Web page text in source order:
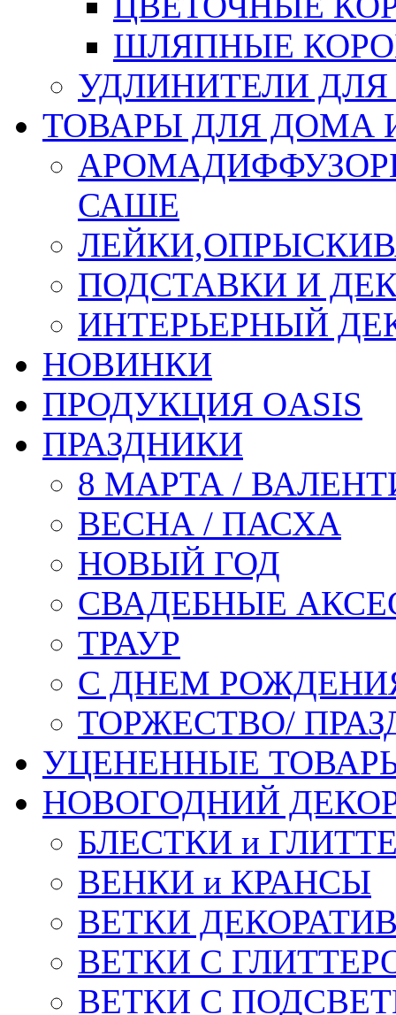
ШЛЯПНЫЕ
УДЛИНИТЕЛИ
ТОВАРЫ ДЛЯ ДОМА
САШЕ
ПОДСТАВКИ И
ИНТЕРЬЕРНЫЙ
НОВИНКИ
ПРОДУКЦИЯ OASIS
ПРАЗДНИКИ
8 МАРТА /
ВЕСНА / ПАСХА
НОВЫЙ ГОД
СВАДЕБНЫЕ
ТРАУР
С ДНЕМ
ТОРЖЕСТВО/
УЦЕНЕННЫЕ
НОВОГОДНИЙ
БЛЕСТКИ и
ВЕНКИ и КРАНСЫ
ВЕТКИ
ВЕТКИ С
ВЕТКИ С